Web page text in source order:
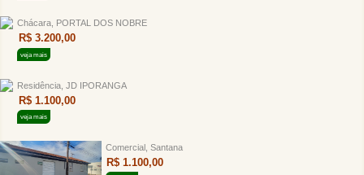
Chácara, PORTAL DOS NOBRE
R$ 3.200,00
veja mais
Residência, JD IPORANGA
R$ 1.100,00
veja mais
Comercial, Santana
R$ 1.100,00